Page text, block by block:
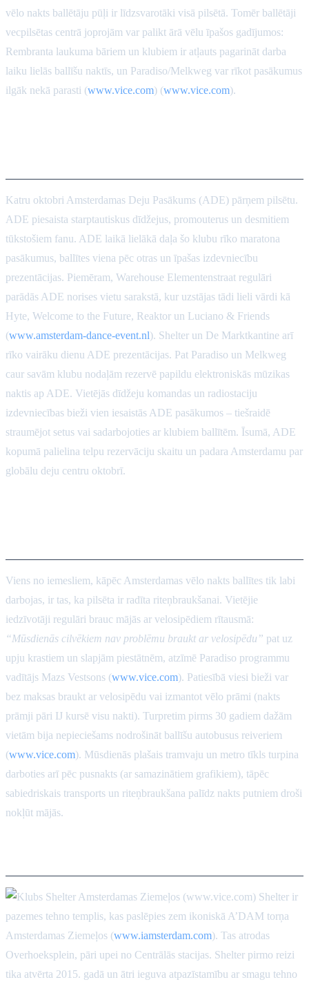
vēlo nakts ballētāju pūļi ir līdzsvarotāki visā pilsētā. Tomēr ballētāji
vecpilsētas centrā joprojām var palikt ārā vēlu īpašos gadījumos:
Rembranta laukuma bāriem un klubiem ir atļauts pagarināt darba
laiku lielās ballīšu naktīs, un Paradiso/Melkweg var rīkot pasākumus
ilgāk nekā parasti (www.vice.com) (www.vice.com).
Katru oktobri Amsterdamas Deju Pasākums (ADE) pārņem pilsētu.
ADE piesaista starptautiskus dīdžejus, promouterus un desmitiem
tūkstošiem fanu. ADE laikā lielākā daļa šo klubu rīko maratona
pasākumus, ballītes viena pēc otras un īpašas izdevniecību
prezentācijas. Piemēram, Warehouse Elementenstraat regulāri
parādās ADE norises vietu sarakstā, kur uzstājas tādi lieli vārdi kā
Hyte, Welcome to the Future, Reaktor un Luciano & Friends
(www.amsterdam-dance-event.nl). Shelter un De Marktkantine arī
rīko vairāku dienu ADE prezentācijas. Pat Paradiso un Melkweg
caur savām klubu nodaļām rezervē papildu elektroniskās mūzikas
naktis ap ADE. Vietējās dīdžeju komandas un radiostaciju
izdevniecības bieži vien iesaistās ADE pasākumos – tiešraidē
straumējot setus vai sadarbojoties ar klubiem ballītēm. Īsumā, ADE
kopumā palielina telpu rezervāciju skaitu un padara Amsterdamu par
globālu deju centru oktobrī.
Viens no iemesliem, kāpēc Amsterdamas vēlo nakts ballītes tik labi
darbojas, ir tas, ka pilsēta ir radīta riteņbraukšanai. Vietējie
iedzīvotāji regulāri brauc mājās ar velosipēdiem rītausmā:
“Mūsdienās cilvēkiem nav problēmu braukt ar velosipēdu” pat uz
upju krastiem un slapjām piestātnēm, atzīmē Paradiso programmu
vadītājs Mazs Vestsons (www.vice.com). Patiesībā viesi bieži var
bez maksas braukt ar velosipēdu vai izmantot vēlo prāmi (nakts
prāmji pāri IJ kursē visu nakti). Turpretim pirms 30 gadiem dažām
vietām bija nepieciešams nodrošināt ballīšu autobusus reiveriem
(www.vice.com). Mūsdienās plašais tramvaju un metro tīkls turpina
darboties arī pēc pusnakts (ar samazinātiem grafikiem), tāpēc
sabiedriskais transports un riteņbraukšana palīdz nakts putniem droši
nokļūt mājās.
Shelter ir
pazemes tehno templis, kas paslēpies zem ikoniskā A’DAM torņa
Amsterdamas Ziemeļos (www.iamsterdam.com). Tas atrodas
Overhoeksplein, pāri upei no Centrālās stacijas. Shelter pirmo reizi
tika atvērta 2015. gadā un ātri ieguva atpazīstamību ar smagu tehno